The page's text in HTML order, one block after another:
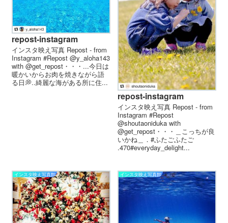
repost-instagram
インスタ映え写真 Repost - from
Instagram #Repost @y_aloha143
with @get_repost・・・...今日は
暖かいからお肉を焼きながら語
る日💭..綺麗な海がある所に住...
repost-instagram
インスタ映え写真 Repost - from
Instagram #Repost
@shoutaoniduka with
@get_repost・・・＿こっちが良
いかね＿．#ふたごふたご
.470#everyday_delight...
インスタ映え写真館 インスタ映え写真館